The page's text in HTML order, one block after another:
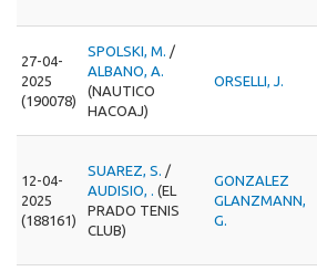
27-04-
2025
(190078)
SPOLSKI, M. /
ALBANO, A.
(NAUTICO
HACOAJ)
ORSELLI, J.
12-04-
2025
(188161)
SUAREZ, S. /
AUDISIO, . (EL
PRADO TENIS
CLUB)
GONZALEZ
GLANZMANN,
G.